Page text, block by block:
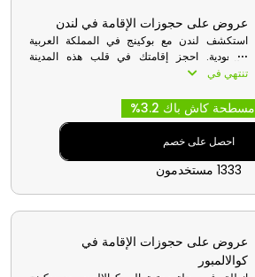
عروض على حجوزات الإقامة في لندن
استكشف لندن مع بوكينج في المملكة العربية
السعودية. احجز إقامتك في قلب هذه المدينة
العريقة واستمتع بتوفير رائع باستخدام قسيمة شراء
خصومات حصرية، واضمن لنفسك رحلة لا تُنسى
وبأسعار مناسبة.
تنتهي في
مسطحة كاش باك 3.2%
احصل على خصم
1333 مستخدمون
عروض على حجوزات الإقامة في
كوالالمبور